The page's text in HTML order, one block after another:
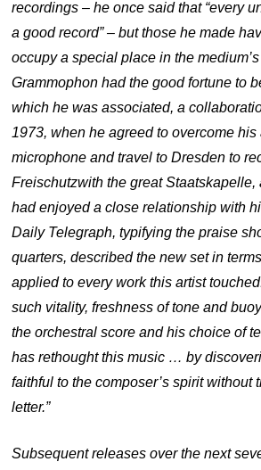
recordings – he once said that “every
a good record” – but those he made
occupy a special place in the
Grammophon had the good fortune to
which he was associated, a
1973, when he agreed to overcome his
microphone and travel to Dresden to
Freischutzwith the great Staatskapelle,
had enjoyed a close relationship with
Daily Telegraph, typifying the praise
quarters, described the new set in
applied to every work this artist
such vitality, freshness of tone and
the orchestral score and his choice of
has rethought this music … by
faithful to the composer’s spirit without
letter.”
Subsequent releases over the next